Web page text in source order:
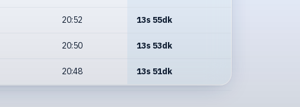
20:52 13s 55dk
20:50 13s 53dk
20:48 13s 51dk